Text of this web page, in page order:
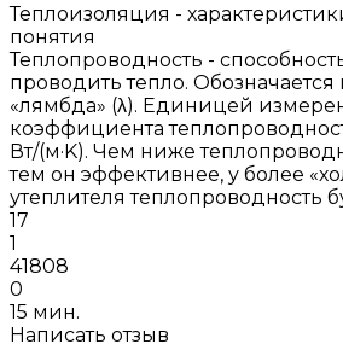
Теплоизоляция -
понятия
Теплопроводность -
проводить тепло.
«лямбда» (λ). Единицей
коэффициента
Вт/(м·K). Чем ниже
тем он эффективнее, у более
утеплителя теплопроводность
17
1
41808
0
15 мин.
Написать отзыв